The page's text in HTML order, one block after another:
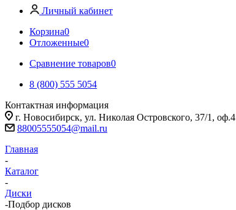
Личный кабинет
Корзина0
Отложенные0
Сравнение товаров0
8 (800) 555 5054
Контактная информация
г. Новосибирск, ул. Николая Островского, 37/1, оф.4
88005555054@mail.ru
Главная
-
Каталог
-
Диски
-Подбор дисков